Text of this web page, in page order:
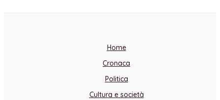
Home
Cronaca
Politica
Cultura e società